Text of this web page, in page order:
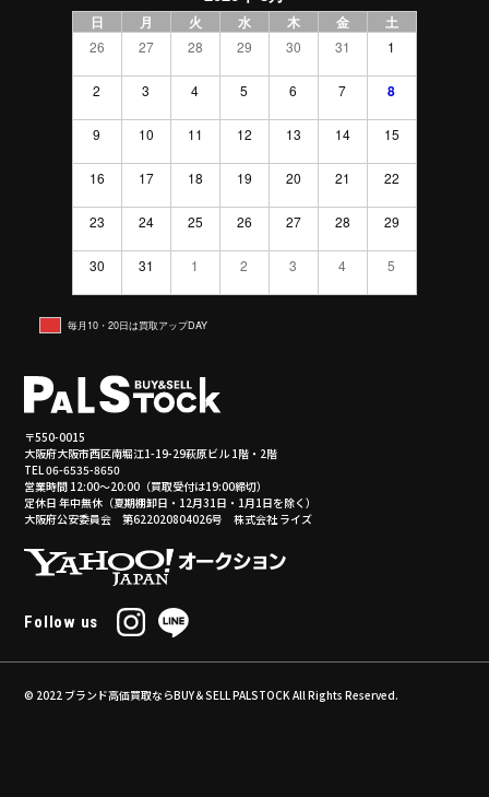
日 月 火 水 木 金 土
26 27 28 29 30 31 1
2 3 4 5 6 7 8
9 10 11 12 13 14 15
16 17 18 19 20 21 22
23 24 25 26 27 28 29
30 31 1 2 3 4 5
毎月10・20日は買取アップDAY
〒550-0015
大阪府大阪市西区南堀江1-19-29萩原ビル 1階・2階
TEL 06-6535-8650
営業時間 12:00～20:00（買取受付は19:00締切）
定休日 年中無休（夏期棚卸日・12月31日・1月1日を除く）
大阪府公安委員会 第622020804026号 株式会社 ライズ
Follow us
© 2022 ブランド高価買取ならBUY＆SELL PALSTOCKAll Rights Reserved.